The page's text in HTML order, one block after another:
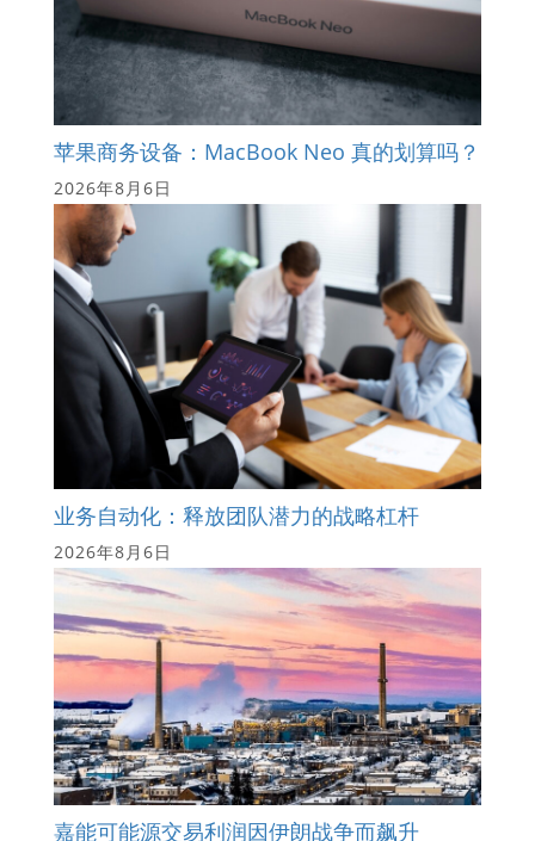
苹果商务设备：MacBook Neo 真的划算吗？
2026年8月6日
业务自动化：释放团队潜力的战略杠杆
2026年8月6日
嘉能可能源交易利润因伊朗战争而飙升